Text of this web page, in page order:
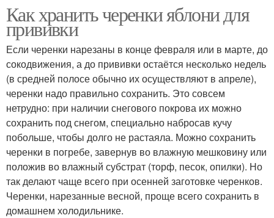
Как хранить черенки яблони для
прививки
Если черенки нарезаны в конце февраля или в марте, до
сокодвижения, а до прививки остаётся несколько недель
(в средней полосе обычно их осуществляют в апреле),
черенки надо правильно сохранить. Это совсем
нетрудно: при наличии снегового покрова их можно
сохранить под снегом, специально набросав кучу
побольше, чтобы долго не растаяла. Можно сохранить
черенки в погребе, завернув во влажную мешковину или
положив во влажный субстрат (торф, песок, опилки). Но
так делают чаще всего при осенней заготовке черенков.
Черенки, нарезанные весной, проще всего сохранить в
домашнем холодильнике.